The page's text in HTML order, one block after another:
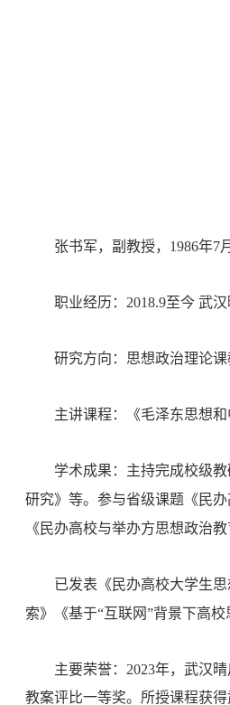
张书军，副教授， 1986年7
职业经历 ： 2018.9至今 武
研究方向 ： 思想政治理论
主讲课程 ：《毛泽东思想
学术成果 ： 主持完成校级教
研究》等。参与省级课题《民
《民办高校与举办方思想政治
已发表《民办高校大学生
索》《基于“互联网”背景下高
主要荣誉： 2023年，武汉
教案评比一等奖。所授课程获得